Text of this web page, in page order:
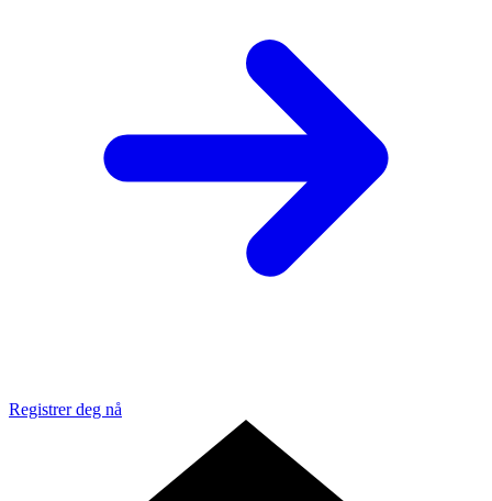
Registrer deg nå